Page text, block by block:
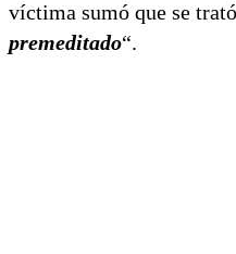
víctima sumó que se
premeditado“.